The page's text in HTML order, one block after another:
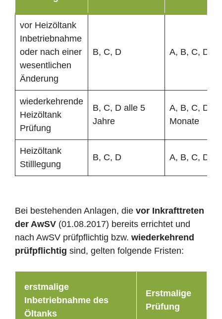
vor Heizöltank
Inbetriebnahme
oder nach einer
wesentlichen
Änderung
B, C, D A, B, C, D
wiederkehrende
Heizöltank
Prüfung
B, C, D alle 5
Jahre
A, B, C, D
Monate
Heizöltank
Stilllegung
B, C, D A, B, C, D
Bei bestehenden Anlagen, die vor Inkrafttreten
der AwSV (01.08.2017) bereits errichtet und
nach AwSV prüfpflichtig bzw. wiederkehrend
prüfpflichtig sind, gelten folgende Fristen:
erstmalige
Inbetriebnahme des
Öltanks
Erstmalige
Prüfung